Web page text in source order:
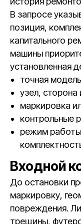
В запросе
позиция,
капитального
машины
установленная
точная
узел, сторона
маркировка
контрольные
режим
Входной
До остановки
маркировку,
повреждения.
трещины,